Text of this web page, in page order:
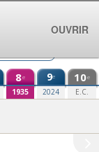
8e
1935
9e
2024
10e
E.C.
OUVRIR